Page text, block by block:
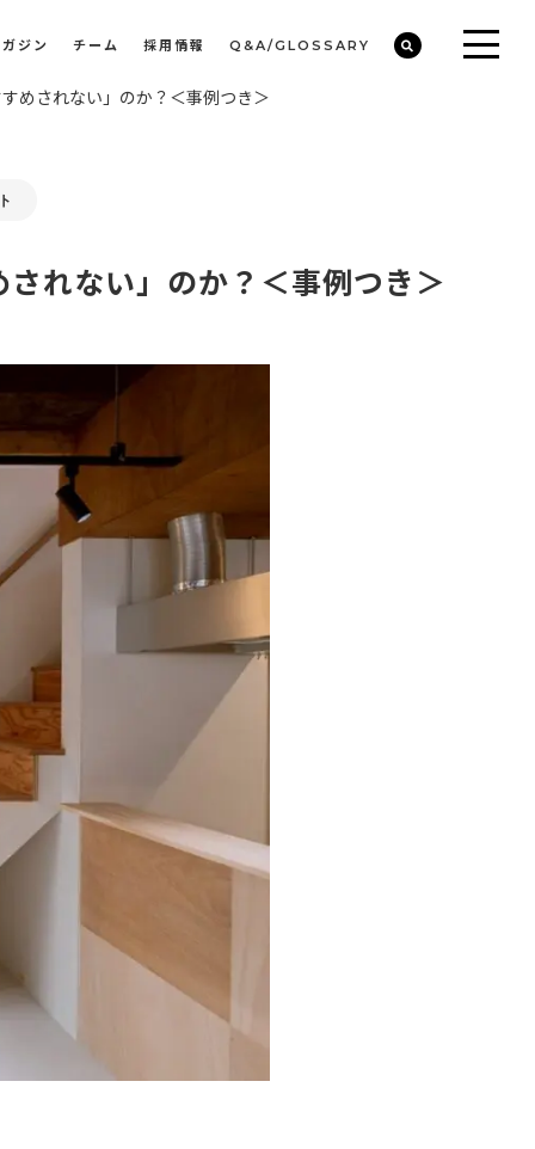
ガジン チーム 採用情報 Q&A/GLOSSARY
めされない」のか？＜事例つき＞
れない」のか？＜事例つき＞